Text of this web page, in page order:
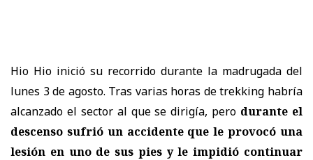
Hio Hio inició su recorrido durante la madrugada del
lunes 3 de agosto. Tras varias horas de trekking habría
alcanzado el sector al que se dirigía, pero durante el
descenso sufrió un accidente que le provocó una
lesión en uno de sus pies y le impidió continuar